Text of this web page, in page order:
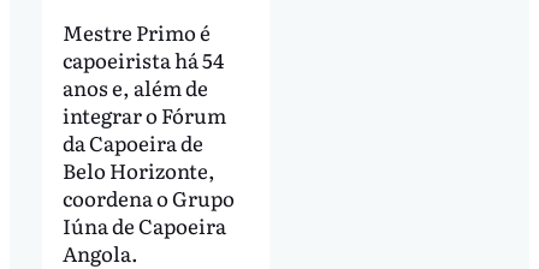
Mestre Primo é
capoeirista há 54
anos e, além de
integrar o Fórum
da Capoeira de
Belo Horizonte,
coordena o Grupo
Iúna de Capoeira
Angola.